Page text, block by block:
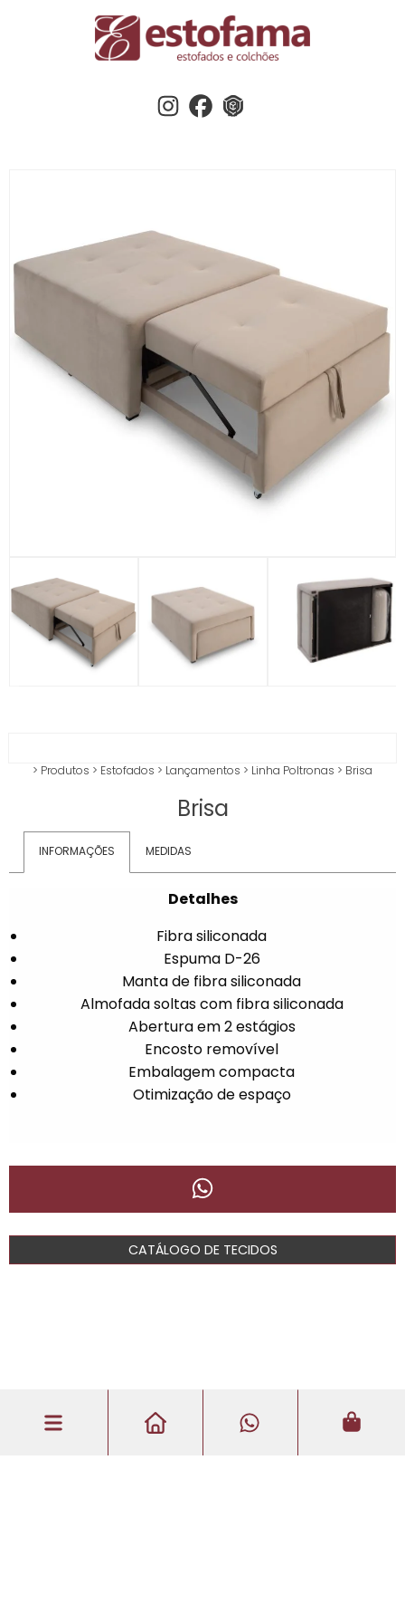
> Produtos > Estofados > Lançamentos > Linha Poltronas > Brisa
Brisa
INFORMAÇÕES MEDIDAS
Detalhes
Fibra siliconada
Espuma D-26
Manta de fibra siliconada
Almofada soltas com fibra siliconada
Abertura em 2 estágios
Encosto removível
Embalagem compacta
Otimização de espaço
CATÁLOGO DE TECIDOS